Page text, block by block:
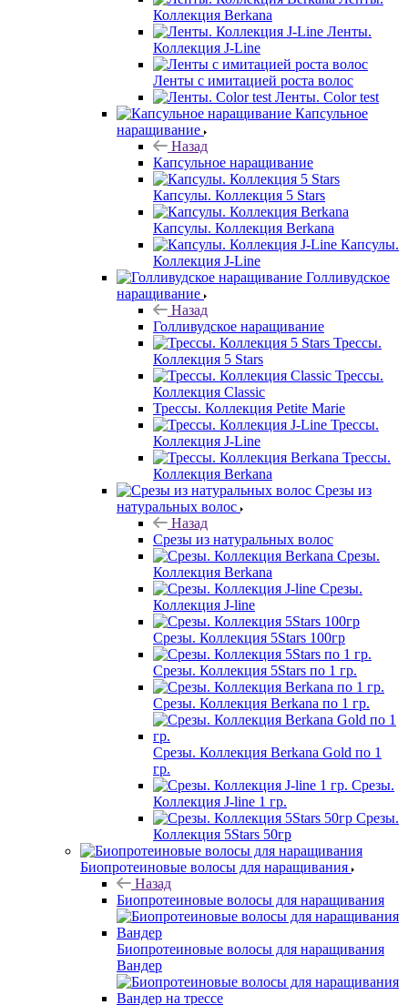
Коллекция Berkana
Ленты.
Коллекция J-Line
Ленты с имитацией роста волос
Ленты. Color test
Капсульное
наращивание
Назад
Капсульное наращивание
Капсулы. Коллекция 5 Stars
Капсулы. Коллекция Berkana
Капсулы.
Коллекция J-Line
Голливудское
наращивание
Назад
Голливудское наращивание
Трессы.
Коллекция 5 Stars
Трессы.
Коллекция Classic
Трессы. Коллекция Petite Marie
Трессы.
Коллекция J-Line
Трессы.
Коллекция Berkana
Срезы из
натуральных волос
Назад
Срезы из натуральных волос
Срезы.
Коллекция Berkana
Срезы.
Коллекция J-line
Срезы. Коллекция 5Stars 100гр
Срезы. Коллекция 5Stars по 1 гр.
Срезы. Коллекция Berkana по 1 гр.
Срезы. Коллекция Berkana Gold по 1
гр.
Срезы.
Коллекция J-line 1 гр.
Срезы.
Коллекция 5Stars 50гр
Биопротеиновые волосы для наращивания
Назад
Биопротеиновые волосы для наращивания
Биопротеиновые волосы для наращивания
Вандер